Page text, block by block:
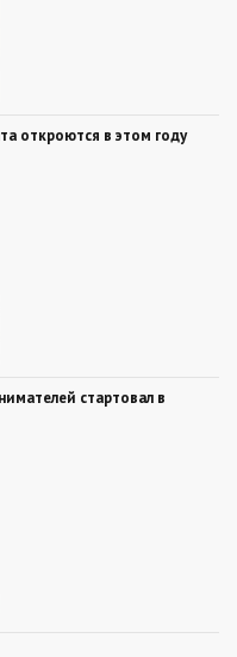
откроются в этом году
стартовал в